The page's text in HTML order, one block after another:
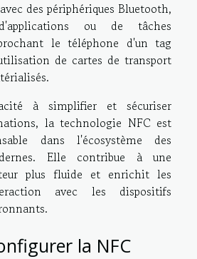
des périphériques Bluetooth,
ou de tâches
le téléphone d'un tag
de cartes de transport
à simplifier et sécuriser
la technologie NFC est
dans l'écosystème des
Elle contribue à une
plus fluide et enrichit les
avec les dispositifs
la NFC